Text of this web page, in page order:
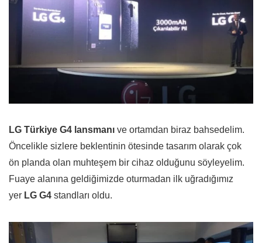
LG Türkiye G4 lansmanı ve ortamdan biraz bahsedelim.
Öncelikle sizlere beklentinin ötesinde tasarım olarak çok
ön planda olan muhteşem bir cihaz olduğunu söyleyelim.
Fuaye alanına geldiğimizde oturmadan ilk uğradığımız
yer LG G4 standları oldu.